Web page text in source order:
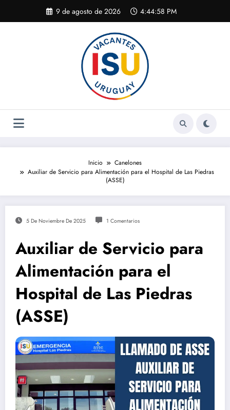
contenido
9 de agosto de 2026 4:44:59 PM
Inicio
Canelones
Auxiliar de Servicio para Alimentación para el Hospital de Las Piedras
(ASSE)
5 De Noviembre De 2025 1 Comentarios
Auxiliar de Servicio para
Alimentación para el
Hospital de Las Piedras
(ASSE)